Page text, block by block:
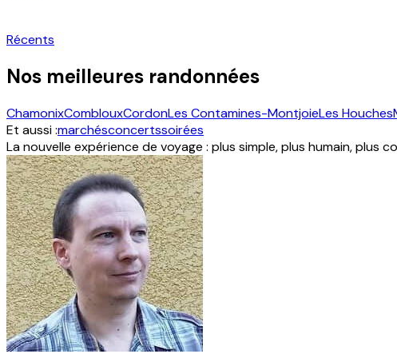
Récents
Nos meilleures randonnées
ChamonixComblouxCordonLes Contamines-MontjoieLes Houches
Et aussi :marchésconcertssoirées
La nouvelle expérience de voyage : plus simple, plus humain, plus